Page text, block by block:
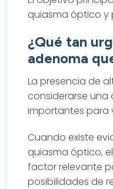
quiasma óptico y
¿Qué tan
adenoma
La presencia de
considerarse una
importantes para
Cuando existe
quiasma óptico,
factor relevante
posibilidades de